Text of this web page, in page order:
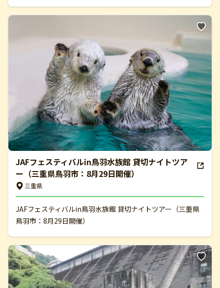
JAFフェスティバルin鳥羽水族館 貸切ナイトツア
ー（三重県鳥羽市：8月29日開催）
三重県
JAFフェスティバルin鳥羽水族館 貸切ナイトツアー（三重県
鳥羽市：8月29日開催）